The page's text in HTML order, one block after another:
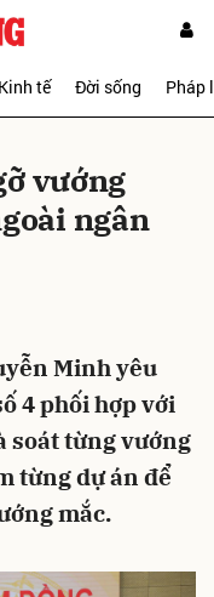
Kinh tế Đời sống Pháp
vướng
ngân
Minh yêu
4 phối hợp với
soát từng vướng
từng dự án để
mắc.
Hủy Gửi